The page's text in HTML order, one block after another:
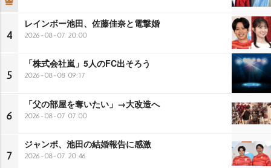
4
レインボー池田、佐藤佳奈と電撃婚
2026-08-07 20:00
5
「株式会社嵐」5人のFC出そろう
2026-08-08 09:17
6
「父の部屋を奪いたい」→大改造へ
2026-08-07 07:00
7
ジャンボ、池田の結婚報告に感激
2026-08-07 20:46